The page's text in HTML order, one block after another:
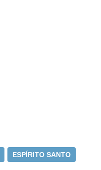
ESPÍRITO SANTO